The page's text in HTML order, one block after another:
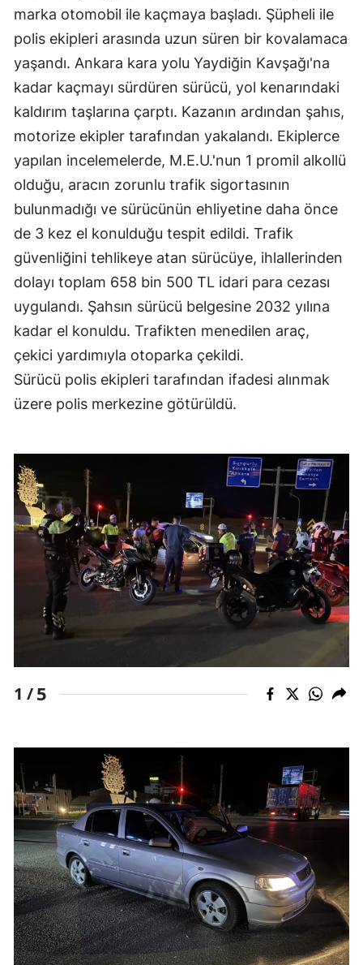
Bolu
Burdur
Çanakkale
Çankırı
Denizli
Diyarbakır
Edirne
Elazığ
Erzincan
Erzurum
Giresun
Gümüşhane
Hakkari
Hatay
Isparta
Mersin
Kastamonu
Kayseri
Kırklareli
Kırşehir
Kocaeli
Konya
marka otomobil ile kaçmaya başladı. Şüpheli ile
polis ekipleri arasında uzun süren bir kovalamaca
yaşandı. Ankara kara yolu Yaydiğin Kavşağı'na
kadar kaçmayı sürdüren sürücü, yol kenarındaki
kaldırım taşlarına çarptı. Kazanın ardından şahıs,
motorize ekipler tarafından yakalandı. Ekiplerce
yapılan incelemelerde, M.E.U.'nun 1 promil alkollü
olduğu, aracın zorunlu trafik sigortasının
bulunmadığı ve sürücünün ehliyetine daha önce
de 3 kez el konulduğu tespit edildi. Trafik
güvenliğini tehlikeye atan sürücüye, ihlallerinden
dolayı toplam 658 bin 500 TL idari para cezası
uygulandı. Şahsın sürücü belgesine 2032 yılına
kadar el konuldu. Trafikten menedilen araç,
çekici yardımıyla otoparka çekildi.
Sürücü polis ekipleri tarafından ifadesi alınmak
üzere polis merkezine götürüldü.
1 /5